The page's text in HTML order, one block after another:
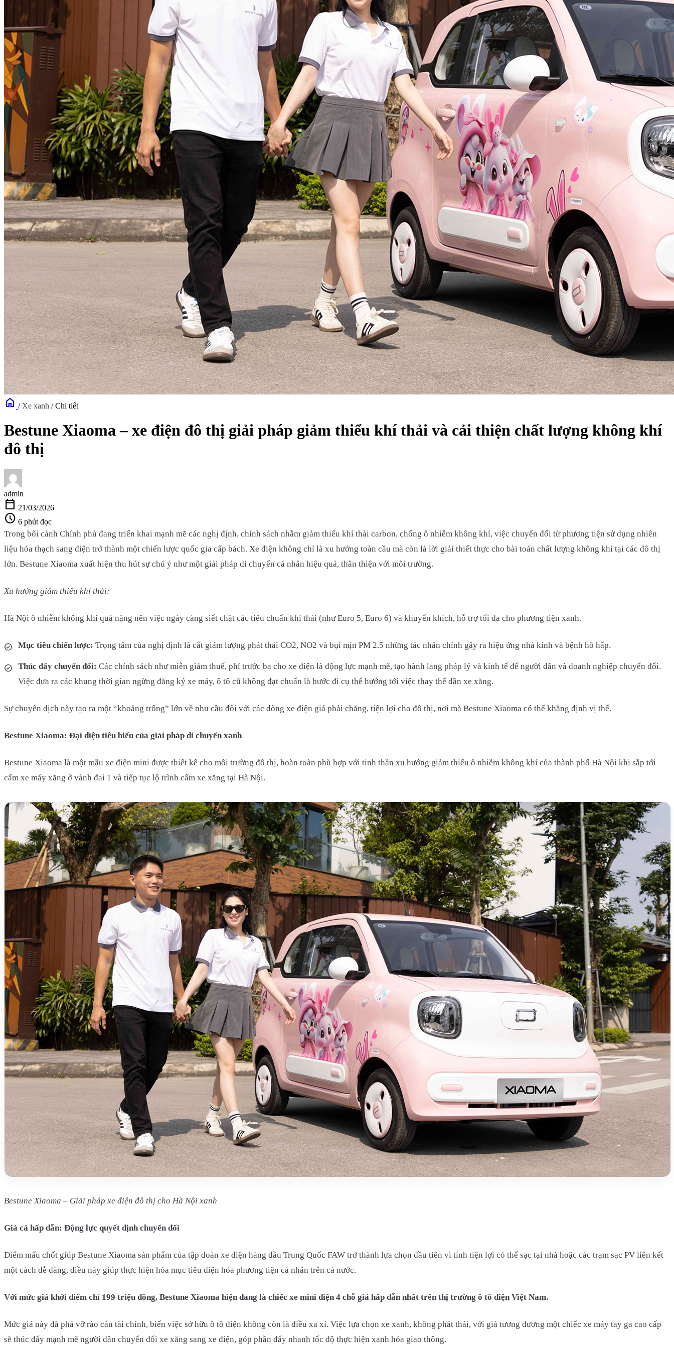
home / Xe xanh / Chi tiết
Bestune Xiaoma – xe điện đô thị giải pháp giảm thiểu khí thải và cải thiện chất lượng không khí
đô thị
admin
calendar_today 21/03/2026
schedule 6 phút đọc
Trong bối cảnh Chính phủ đang triển khai mạnh mẽ các nghị định, chính sách nhằm giảm thiểu khí thải carbon, chống ô nhiễm không khí, việc chuyển đổi từ phương tiện sử dụng nhiên
liệu hóa thạch sang điện trở thành một chiến lược quốc gia cấp bách. Xe điện không chỉ là xu hướng toàn cầu mà còn là lời giải thiết thực cho bài toán chất lượng không khí tại các đô thị
lớn. Bestune Xiaoma xuất hiện thu hút sự chú ý như một giải pháp di chuyển cá nhân hiệu quả, thân thiện với môi trường.
Xu hướng giảm thiểu khí thải:
Hà Nội ô nhiễm không khí quá nặng nên việc ngày càng siết chặt các tiêu chuẩn khí thải (như Euro 5, Euro 6) và khuyến khích, hỗ trợ tối đa cho phương tiện xanh.
Mục tiêu chiến lược: Trọng tâm của nghị định là cắt giảm lượng phát thải CO2, NO2 và bụi mịn PM 2.5 những tác nhân chính gây ra hiệu ứng nhà kính và bệnh hô hấp.
Thúc đẩy chuyển đổi: Các chính sách như miễn giảm thuế, phí trước bạ cho xe điện là động lực mạnh mẽ, tạo hành lang pháp lý và kinh tế để người dân và doanh nghiệp chuyển đổi.
Việc đưa ra các khung thời gian ngừng đăng ký xe máy, ô tô cũ không đạt chuẩn là bước đi cụ thể hướng tới việc thay thế dần xe xăng.
Sự chuyển dịch này tạo ra một “khoảng trống” lớn về nhu cầu đối với các dòng xe điện giá phải chăng, tiện lợi cho đô thị, nơi mà Bestune Xiaoma có thể khẳng định vị thế.
Bestune Xiaoma: Đại diện tiêu biểu của giải pháp di chuyển xanh
Bestune Xiaoma là một mẫu xe điện mini được thiết kế cho môi trường đô thị, hoàn toàn phù hợp với tinh thần xu hướng giảm thiểu ô nhiễm không khí của thành phố Hà Nội khi sắp tới
cấm xe máy xăng ở vành đai 1 và tiếp tục lộ trình cấm xe xăng tại Hà Nội.
Bestune Xiaoma – Giải pháp xe điện đô thị cho Hà Nội xanh
Giá cả hấp dẫn: Động lực quyết định chuyển đổi
Điểm mấu chốt giúp Bestune Xiaoma sản phẩm của tập đoàn xe điện hàng đầu Trung Quốc FAW trở thành lựa chọn đầu tiên vì tính tiện lợi có thể sạc tại nhà hoặc các trạm sạc PV liên kết
một cách dễ dàng, điều này giúp thực hiện hóa mục tiêu điện hóa phương tiện cá nhân trên cả nước.
Với mức giá khởi điểm chỉ 199 triệu đồng, Bestune Xiaoma hiện đang là chiếc xe mini điện 4 chỗ giá hấp dẫn nhất trên thị trường ô tô điện Việt Nam.
Mức giá này đã phá vỡ rào cản tài chính, biến việc sở hữu ô tô điện không còn là điều xa xỉ. Việc lựa chọn xe xanh, không phát thải, với giá tương đương một chiếc xe máy tay ga cao cấp
sẽ thúc đẩy mạnh mẽ người dân chuyển đổi xe xăng sang xe điện, góp phần đẩy nhanh tốc độ thực hiện xanh hóa giao thông.